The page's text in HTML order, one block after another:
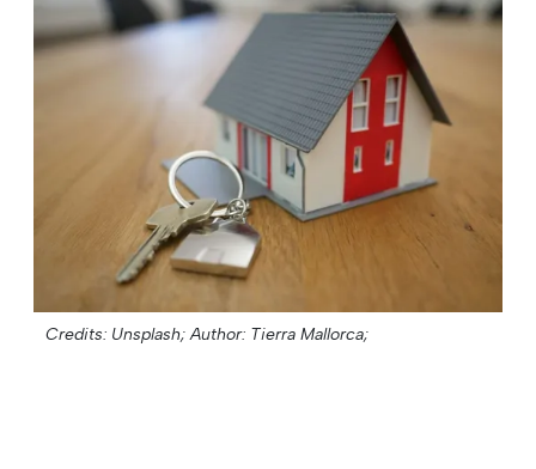
Credits: Unsplash; Author: Tierra Mallorca;